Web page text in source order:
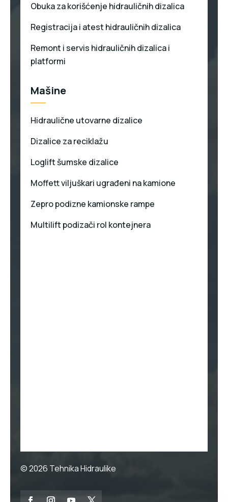
Obuka za korišćenje hidrauličnih dizalica
Registracija i atest hidrauličnih dizalica
Remont i servis hidrauličnih dizalica i
platformi
Mašine
Hidraulične utovarne dizalice
Dizalice za reciklažu
Loglift šumske dizalice
Moffett viljuškari ugrađeni na kamione
Zepro podizne kamionske rampe
Multilift podizači rol kontejnera
© 2026 Tehnika Hidraulike